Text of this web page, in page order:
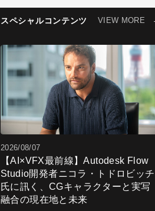
スペシャルコンテンツ VIEW MORE
2026/08/07
【AI×VFX最前線】Autodesk Flow
Studio開発者ニコラ・トドロビッチ
氏に訊く、CGキャラクターと実写
融合の現在地と未来